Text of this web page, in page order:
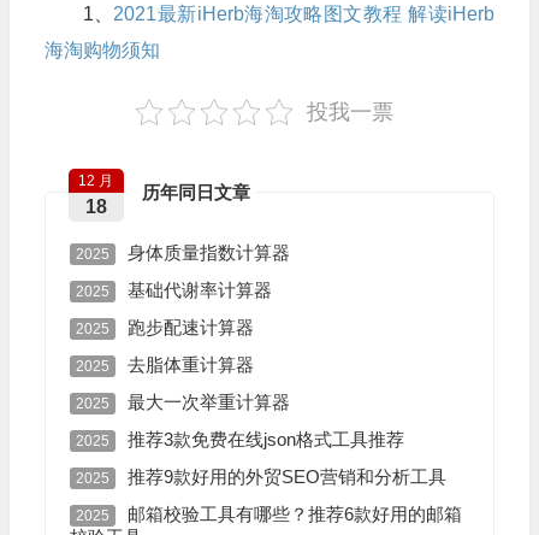
1、 2021最新iHerb海淘攻略图文教程 解读iHerb
海淘购物须知
投我一票
历年同日文章
12 月
18
2025 身体质量指数计算器
2025 基础代谢率计算器
2025 跑步配速计算器
2025 去脂体重计算器
2025 最大一次举重计算器
2025 推荐3款免费在线json格式工具推荐
2025 推荐9款好用的外贸SEO营销和分析工具
2025
邮箱校验工具有哪些？推荐6款好用的邮箱